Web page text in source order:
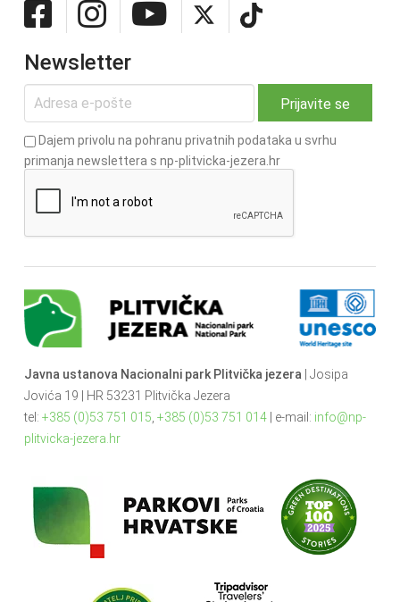
Newsletter
Dajem privolu na pohranu privatnih podataka u svrhu
primanja newslettera s np-plitvicka-jezera.hr
Javna ustanova Nacionalni park Plitvička jezera | Josipa
Jovića 19 | HR 53231 Plitvička Jezera
tel: +385 (0)53 751 015 +385 (0)53 751 014| e-mail: info@np-
plitvicka-jezera.hr